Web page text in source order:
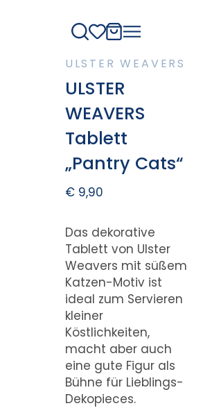
ULSTER WEAVERS
ULSTER
WEAVERS
Tablett
„Pantry Cats“
€9,90
Das dekorative
Tablett von Ulster
Weavers mit süßem
Katzen-Motiv ist
ideal zum Servieren
kleiner
Köstlichkeiten,
macht aber auch
eine gute Figur als
Bühne für Lieblings-
Dekopieces.